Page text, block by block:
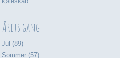
Årets gang
Jul (89)
Sommer (57)